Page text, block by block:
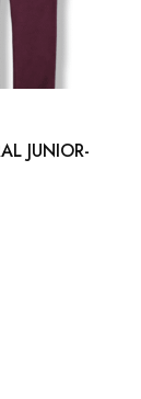
JUNIOR-